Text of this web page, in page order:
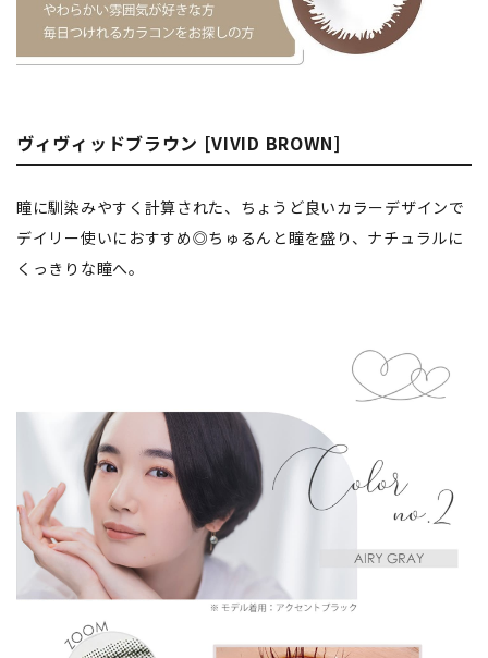
ヴィヴィッドブラウン [VIVID BROWN]
瞳に馴染みやすく計算された、ちょうど良いカラーデザインで
デイリー使いにおすすめ◎ちゅるんと瞳を盛り、ナチュラルに
くっきりな瞳へ。